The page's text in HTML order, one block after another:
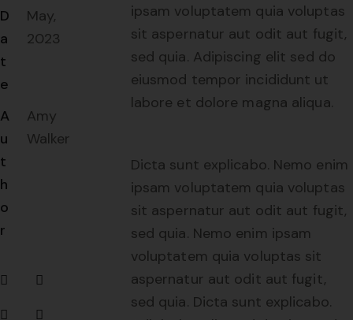
D
a
t
e
May,
2023
A
u
t
h
o
r
Amy
Walker
ipsam voluptatem quia voluptas
sit aspernatur aut odit aut fugit,
sed quia. Adipiscing elit sed do
eiusmod tempor incididunt ut
labore et dolore magna aliqua.
Dicta sunt explicabo. Nemo enim
ipsam voluptatem quia voluptas
sit aspernatur aut odit aut fugit,
sed quia. Nemo enim ipsam
voluptatem quia voluptas sit
aspernatur aut odit aut fugit,
sed quia. Dicta sunt explicabo.